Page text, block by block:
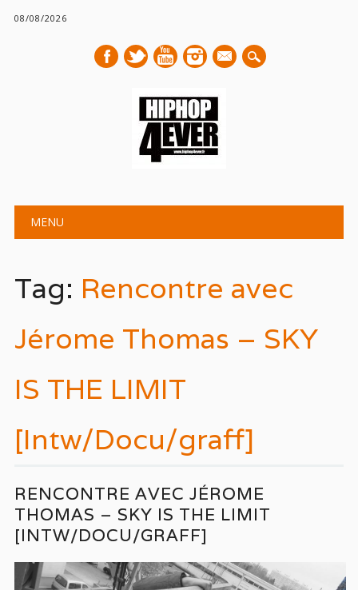
08/08/2026
mail
Main menu
MENU
Tag: Rencontre avec
Jérome Thomas – SKY
IS THE LIMIT
[Intw/Docu/graff]
RENCONTRE AVEC JÉROME
THOMAS – SKY IS THE LIMIT
[INTW/DOCU/GRAFF]